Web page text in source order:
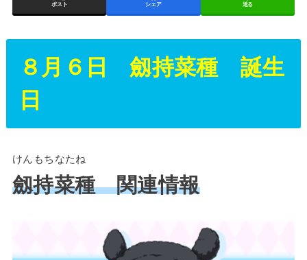
ポスト シェア 送る
８月６日 劔持菜種 誕生
日
けんもちなたね
劔持菜種 関連情報